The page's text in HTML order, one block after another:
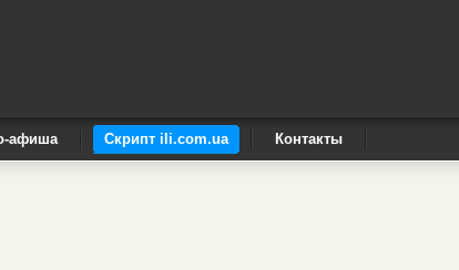
афиша Скрипт ili.com.ua Контакты